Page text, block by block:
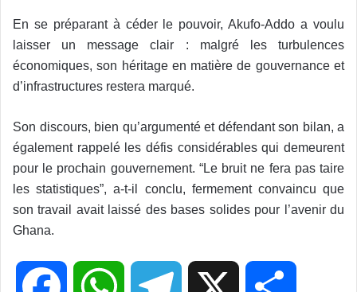
En se préparant à céder le pouvoir, Akufo-Addo a voulu
laisser un message clair : malgré les turbulences
économiques, son héritage en matière de gouvernance et
d’infrastructures restera marqué.
Son discours, bien qu’argumenté et défendant son bilan, a
également rappelé les défis considérables qui demeurent
pour le prochain gouvernement. “Le bruit ne fera pas taire
les statistiques”, a-t-il conclu, fermement convaincu que
son travail avait laissé des bases solides pour l’avenir du
Ghana.